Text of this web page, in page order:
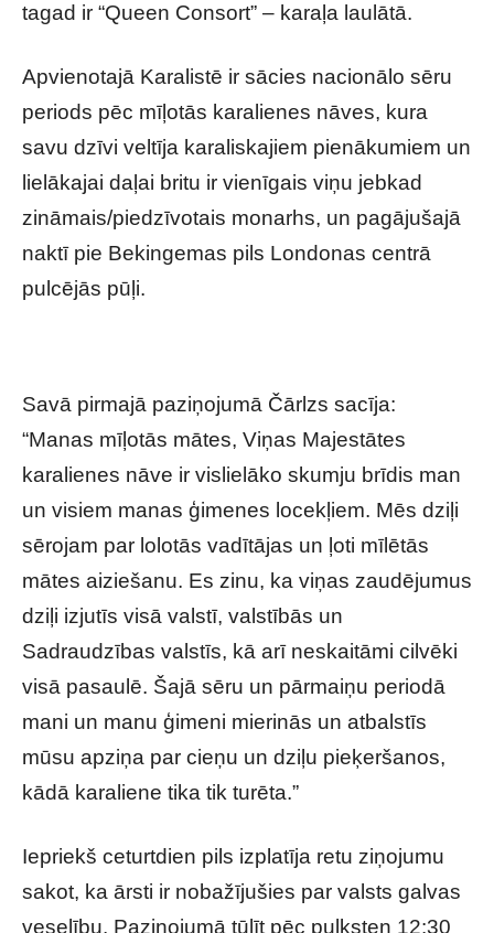
tagad ir “Queen Consort” – karaļa laulātā.
Apvienotajā Karalistē ir sācies nacionālo sēru
periods pēc mīļotās karalienes nāves, kura
savu dzīvi veltīja karaliskajiem pienākumiem un
lielākajai daļai britu ir vienīgais viņu jebkad
zināmais/piedzīvotais monarhs, un pagājušajā
naktī pie Bekingemas pils Londonas centrā
pulcējās pūļi.
Savā pirmajā paziņojumā Čārlzs sacīja:
“Manas mīļotās mātes, Viņas Majestātes
karalienes nāve ir vislielāko skumju brīdis man
un visiem manas ģimenes locekļiem. Mēs dziļi
sērojam par lolotās vadītājas un ļoti mīlētās
mātes aiziešanu. Es zinu, ka viņas zaudējumus
dziļi izjutīs visā valstī, valstībās un
Sadraudzības valstīs, kā arī neskaitāmi cilvēki
visā pasaulē. Šajā sēru un pārmaiņu periodā
mani un manu ģimeni mierinās un atbalstīs
mūsu apziņa par cieņu un dziļu pieķeršanos,
kādā karaliene tika tik turēta.”
Iepriekš ceturtdien pils izplatīja retu ziņojumu
sakot, ka ārsti ir nobažījušies par valsts galvas
veselību. Paziņojumā tūlīt pēc pulksten 12:30